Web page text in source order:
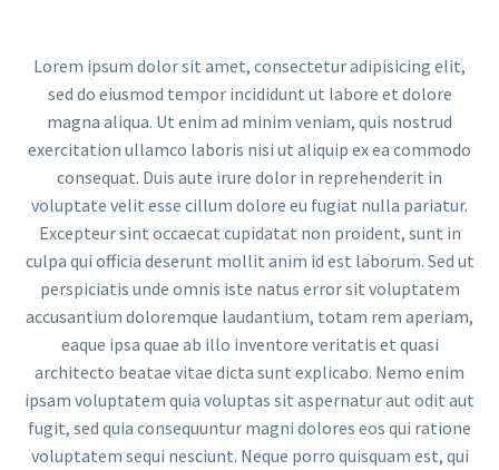
Lorem ipsum dolor sit amet, consectetur adipisicing elit,
sed do eiusmod tempor incididunt ut labore et dolore
magna aliqua. Ut enim ad minim veniam, quis nostrud
exercitation ullamco laboris nisi ut aliquip ex ea commodo
consequat. Duis aute irure dolor in reprehenderit in
voluptate velit esse cillum dolore eu fugiat nulla pariatur.
Excepteur sint occaecat cupidatat non proident, sunt in
culpa qui officia deserunt mollit anim id est laborum. Sed ut
perspiciatis unde omnis iste natus error sit voluptatem
accusantium doloremque laudantium, totam rem aperiam,
eaque ipsa quae ab illo inventore veritatis et quasi
architecto beatae vitae dicta sunt explicabo. Nemo enim
ipsam voluptatem quia voluptas sit aspernatur aut odit aut
fugit, sed quia consequuntur magni dolores eos qui ratione
voluptatem sequi nesciunt. Neque porro quisquam est, qui